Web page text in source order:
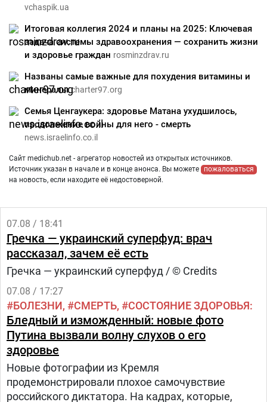
vchaspik.ua
Итоговая коллегия 2024 и планы на 2025: Ключевая
задача системы здравоохранения — сохранить жизни
и здоровье граждан rosminzdrav.ru
Названы самые важные для похудения витамины и
минералыcharter97.org
Семья Ценгаукера: здоровье Матана ухудшилось,
продолжение войны для него - смерть
news.israelinfo.co.il
Сайт medichub.net - агрегатор новостей из открытых источников.
Источник указан в начале и в конце анонса. Вы можете
пожаловаться
на новость, если находите её недостоверной.
07.08 / 18:41
Гречка — украинский суперфуд: врач
рассказал, зачем её есть
Гречка — украинский суперфуд / © Credits
07.08 / 17:27
БОЛЕЗНИ СМЕРТЬ СОСТОЯНИЕ ЗДОРОВЬЯ
Бледный и изможденный: новые фото
Путина вызвали волну слухов о его
здоровье
Новые фотографии из Кремля
продемонстрировали плохое самочувствие
российского диктатора. На кадрах, которые,